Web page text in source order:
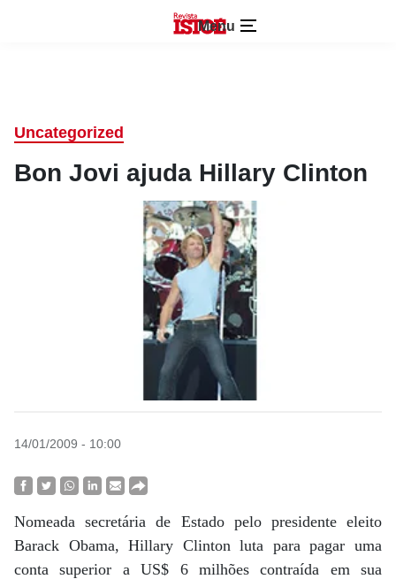
Menu
Uncategorized
Bon Jovi ajuda Hillary Clinton
14/01/2009 - 10:00
Nomeada secretária de Estado pelo presidente eleito
Barack Obama, Hillary Clinton luta para pagar uma
conta superior a US$ 6 milhões contraída em sua